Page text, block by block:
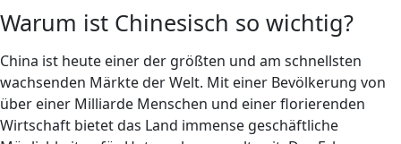
Warum ist Chinesisch so wichtig?
China ist heute einer der größten und am schnellsten
wachsenden Märkte der Welt. Mit einer Bevölkerung von
über einer Milliarde Menschen und einer florierenden
Wirtschaft bietet das Land immense geschäftliche